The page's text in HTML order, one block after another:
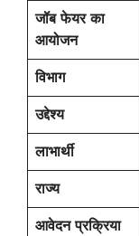
जॉब फेयर का
आयोजन
विभाग
उद्देश्य
लाभार्थी
राज्य
आवेदन प्रक्रिया